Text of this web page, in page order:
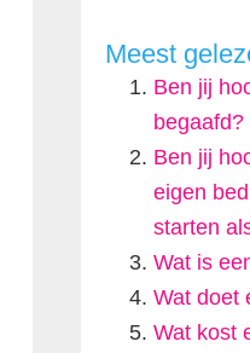
Meest
Ben jij
begaafd?
Ben jij
eigen
starten
Wat is
Wat doet
Wat kost